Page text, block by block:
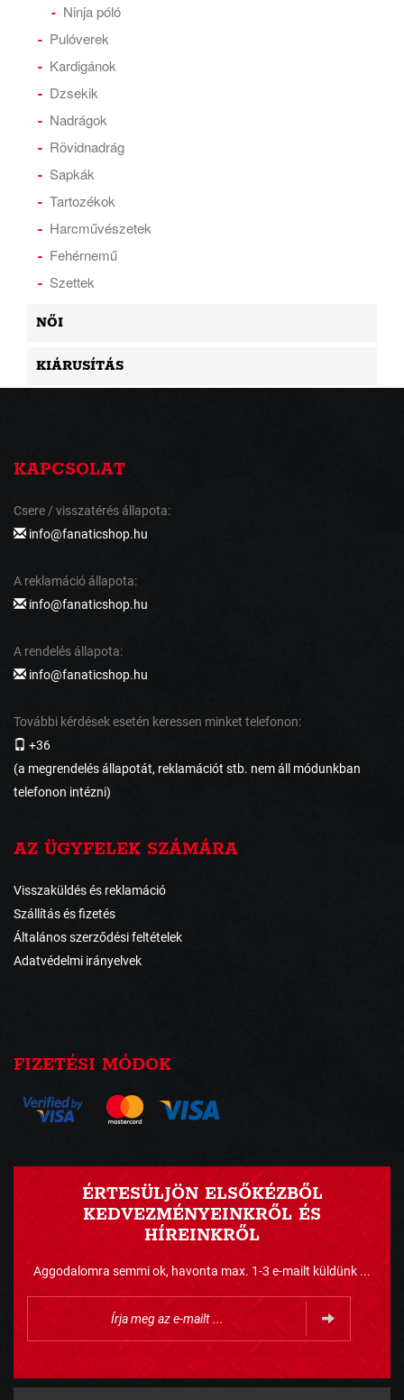
Ninja póló
Pulóverek
Kardigánok
Dzsekik
Nadrágok
Rövidnadrág
Sapkák
Tartozékok
Harcművészetek
Fehérnemű
Szettek
NŐI
KIÁRUSÍTÁS
KAPCSOLAT
Csere / visszatérés állapota:
info@fanaticshop.hu
A reklamáció állapota:
info@fanaticshop.hu
A rendelés állapota:
info@fanaticshop.hu
További kérdések esetén keressen minket telefonon:
+36
(a megrendelés állapotát, reklamációt stb. nem áll módunkban
telefonon intézni)
AZ ÜGYFELEK SZÁMÁRA
Visszaküldés és reklamáció
Szállítás és fizetés
Általános szerződési feltételek
Adatvédelmi irányelvek
FIZETÉSI MÓDOK
ÉRTESÜLJÖN ELSŐKÉZBŐL
KEDVEZMÉNYEINKRŐL ÉS
HÍREINKRŐL
Aggodalomra semmi ok, havonta max. 1-3 e-mailt küldünk ...